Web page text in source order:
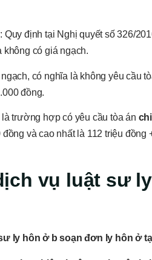
Quy định tại Nghị quyết số 326/
không có giá ngạch.
có nghĩa là không yêu cầu
đồng.
trường hợp có yêu cầu tòa án
đồng và cao nhất là 112 triệu
vụ luật sư
ly hôn ở b soạn đơn ly hôn ở